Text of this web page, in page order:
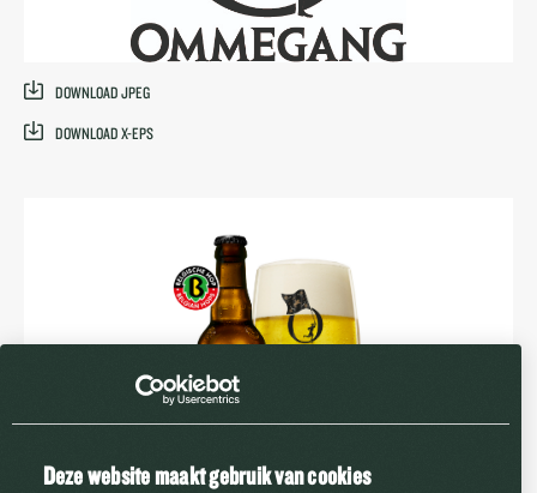
Deze website maakt gebruik van cookies
DOWNLOAD JPEG
DOWNLOAD X-EPS